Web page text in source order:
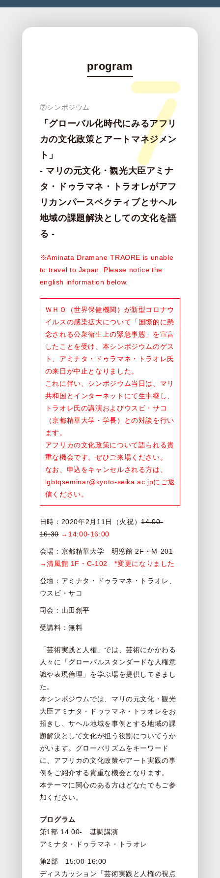
program
⑦シンポジウム
「グローバル化時代にみるアフリ
カの文化政策とアートマネジメン
ト」
- マリの元文化・観光大臣アミナ
タ・ドゥラマネ・トラオレがアフ
リカンパースペクティブとサヘル
地域の課題解決としての文化を語
る -
※Aminata Dramane TRAORE is unable
to travel to Japan. Please notice the
english information below.
ＷＨＯ（世界保健機関）が新型コロナウ
イルスの感染拡大について「国際的に懸
念される公衆衛生上の緊急事態」を宣言
したことを受け、本シンポジウムのゲス
ト、アミナタ・ドゥラマネ・トラオレ氏
の来日が中止となりました。
これに伴い、シンポジウム当日は、マリ
共和国とインターネットにて生中継し、
トラオレ氏の講演およびウスビ・サコ
（京都精華大学・学長）との対談を行い
ます。
アフリカの文化政策について語られる貴
重な機会です。ぜひご来場ください。
なお、申込をキャンセルされる方は、
lgbtqseminar@kyoto-seika.ac.jpにご返
信ください。
日時：2020年2月11日（火祝）14:00-
16:30 →14:00-16:00
会場：京都精華大学明窓館 2F・M-201
→清風館 1F・C-102 *変更になりました
登壇：アミナタ・ドゥラマネ・トラオレ、
ウスビ・サコ
司会：山田創平
受講料：無料
「芸術実践と人権」では、芸術にかかわる
人々に「グローバルスタンダードな人権意
識や表現倫理」を学ぶ場を提供してきまし
た。
本シンポジウムでは、マリの元文化・観光
大臣アミナタ・ドゥラマネ・トラオレをお
招きし、サヘル地域を事例とする地域の課
題解決として文化が担う役割についてうか
がいます。グローバリズムをキーワード
に、アフリカの文化政策やアート実践の事
例をご紹介する貴重な機会となります。
本テーマに関心のある方はどなたでもご参
加ください。
プログラム
第1部 14:00- 基調講演
アミナタ・ドゥラマネ・トラオレ
第2部 15:00-16:00
ディスカッション「芸術実践と人権の視点